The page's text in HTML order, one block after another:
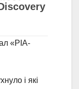
«РІА-
і які